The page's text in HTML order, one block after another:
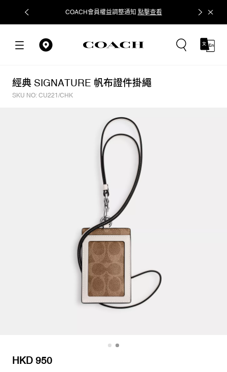
COACH會員權益調整通知 點擊查看 立即追蹤
經典 SIGNATURE 帆布證件掛繩
SKU NO: CU221/CHK
HKD 950